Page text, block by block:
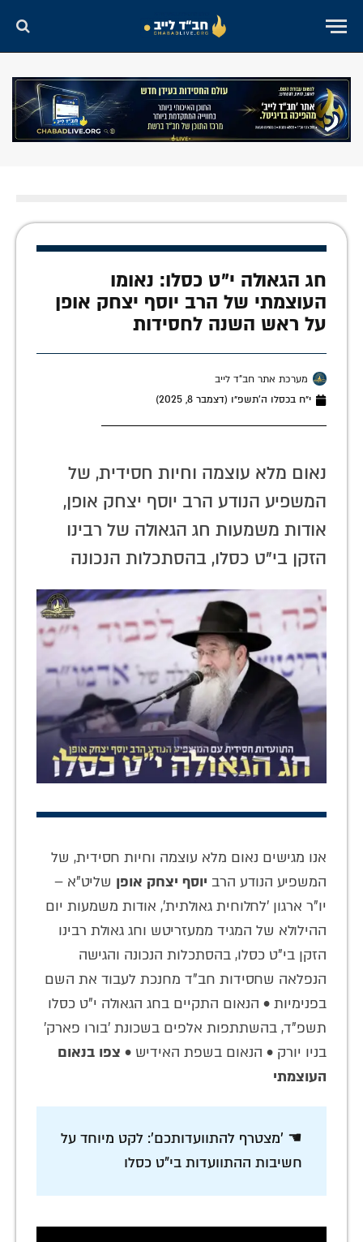
חג הגאולה י"ט כסלו: נאומו
העוצמתי של הרב יוסף יצחק אופן
על ראש השנה לחסידות
מערכת אתר חב"ד לייב
י״ח בכסלו ה׳תשפ״ו (דצמבר 8, 2025)
נאום מלא עוצמה וחיות חסידית, של
המשפיע הנודע הרב יוסף יצחק אופן,
אודות משמעות חג הגאולה של רבינו
הזקן בי"ט כסלו, בהסתכלות הנכונה
אנו מגישים נאום מלא עוצמה וחיות חסידית, של
המשפיע הנודע הרב יוסף יצחק אופן שליט"א –
יו"ר ארגון 'לחלוחית גאולתית', אודות משמעות יום
ההילולא של המגיד ממעזריטש וחג גאולת רבינו
הזקן בי"ט כסלו, בהסתכלות הנכונה והגישה
הנפלאה שחסידות חב"ד מחנכת לעבוד את השם
בפנימיות • הנאום התקיים בחג הגאולה י"ט כסלו
תשפ"ד, בהשתתפות אלפים בשכונת 'בורו פארק'
בניו יורק • הנאום בשפת האידיש • צפו בנאום
העוצמתי
☚ 'מצטרף להתוועדותכם': לקט מיוחד על
חשיבות ההתוועדות בי"ט כסלו